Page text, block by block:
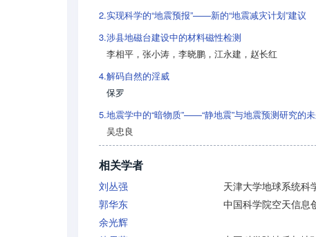
2.实现科学的“地震预报”——新的“地震减灾计划”建议
3.涉县地磁台建设中的材料磁性检测
李相平 ， 张小涛 ， 李晓鹏 ， 江永建 ， 赵长红
4.解码自然的淫威
保罗
5.地震学中的“暗物质”——“静地震”与地震预测研究的
吴忠良
相关学者
刘丛强
郭华东
余光辉